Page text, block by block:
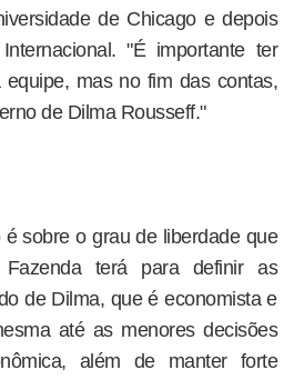
de Chicago e depois
"É importante ter
mas no fim das contas,
de Dilma Rousseff."
sobre o grau de liberdade que
terá para definir as
de Dilma, que é economista e
até as menores decisões
além de manter forte